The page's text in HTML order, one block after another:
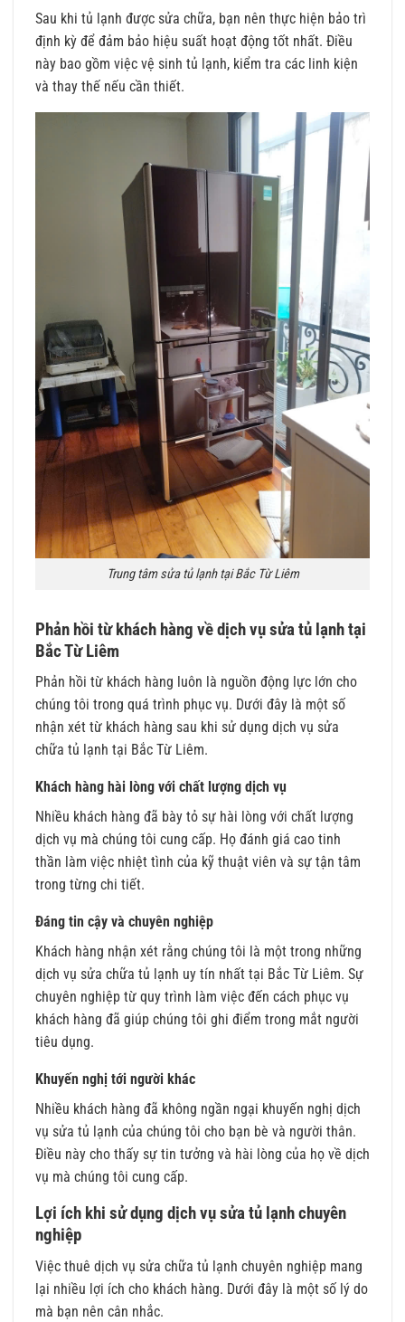
Sau khi tủ lạnh được sửa chữa, bạn nên thực hiện bảo trì
định kỳ để đảm bảo hiệu suất hoạt động tốt nhất. Điều
này bao gồm việc vệ sinh tủ lạnh, kiểm tra các linh kiện
và thay thế nếu cần thiết.
Trung tâm sửa tủ lạnh tại Bắc Từ Liêm
Phản hồi từ khách hàng về dịch vụ sửa tủ lạnh tại
Bắc Từ Liêm
Phản hồi từ khách hàng luôn là nguồn động lực lớn cho
chúng tôi trong quá trình phục vụ. Dưới đây là một số
nhận xét từ khách hàng sau khi sử dụng dịch vụ sửa
chữa tủ lạnh tại Bắc Từ Liêm.
Khách hàng hài lòng với chất lượng dịch vụ
Nhiều khách hàng đã bày tỏ sự hài lòng với chất lượng
dịch vụ mà chúng tôi cung cấp. Họ đánh giá cao tinh
thần làm việc nhiệt tình của kỹ thuật viên và sự tận tâm
trong từng chi tiết.
Đáng tin cậy và chuyên nghiệp
Khách hàng nhận xét rằng chúng tôi là một trong những
dịch vụ sửa chữa tủ lạnh uy tín nhất tại Bắc Từ Liêm. Sự
chuyên nghiệp từ quy trình làm việc đến cách phục vụ
khách hàng đã giúp chúng tôi ghi điểm trong mắt người
tiêu dụng.
Khuyến nghị tới người khác
Nhiều khách hàng đã không ngần ngại khuyến nghị dịch
vụ sửa tủ lạnh của chúng tôi cho bạn bè và người thân.
Điều này cho thấy sự tin tưởng và hài lòng của họ về dịch
vụ mà chúng tôi cung cấp.
Lợi ích khi sử dụng dịch vụ sửa tủ lạnh chuyên
nghiệp
Việc thuê dịch vụ sửa chữa tủ lạnh chuyên nghiệp mang
lại nhiều lợi ích cho khách hàng. Dưới đây là một số lý do
mà bạn nên cân nhắc.